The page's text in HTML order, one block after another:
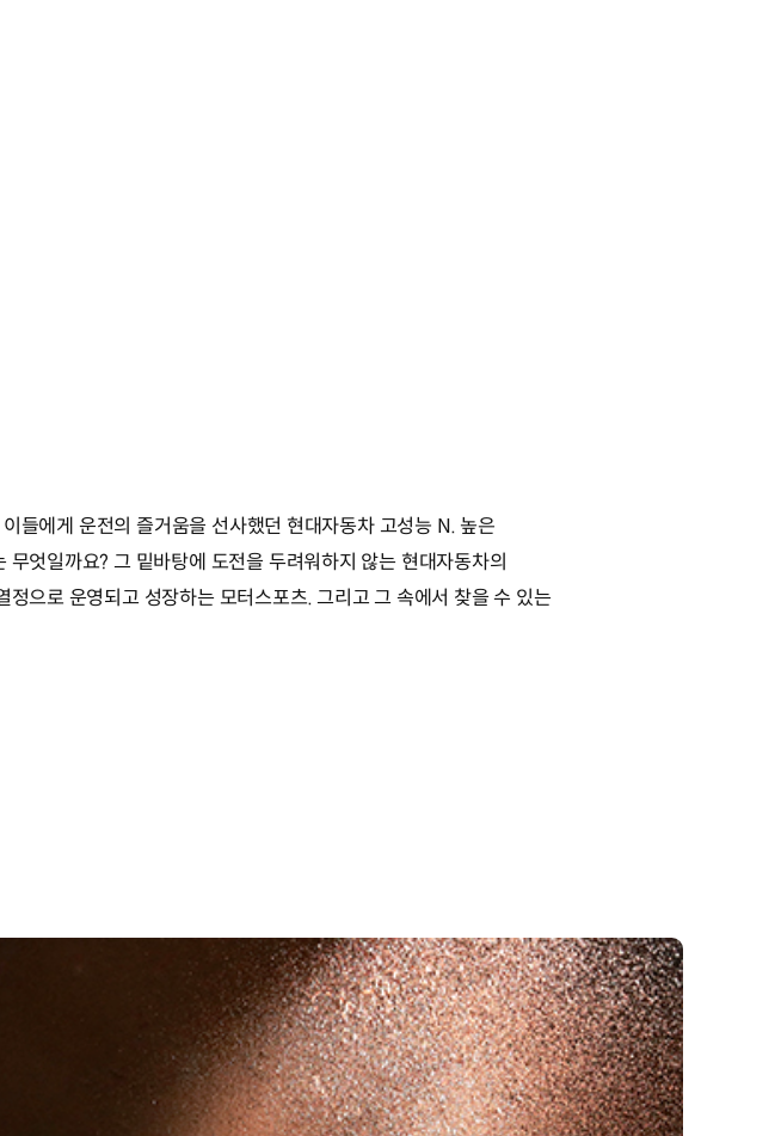
들에게 운전의 즐거움을 선사했던 현대자동차 고성능 N. 높은
엇일까요? 그 밑바탕에 도전을 두려워하지 않는 현대자동차의
으로 운영되고 성장하는 모터스포츠. 그리고 그 속에서 찾을 수 있는